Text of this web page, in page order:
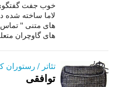
خوب جفت
لاما ساخته شده
های متنی " تماس
های گاوچران
تئاتر /
توافقی